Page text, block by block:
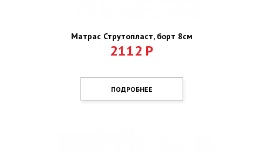
Матрас Струтопласт, борт 8см
2112 Р
ПОДРОБНЕЕ